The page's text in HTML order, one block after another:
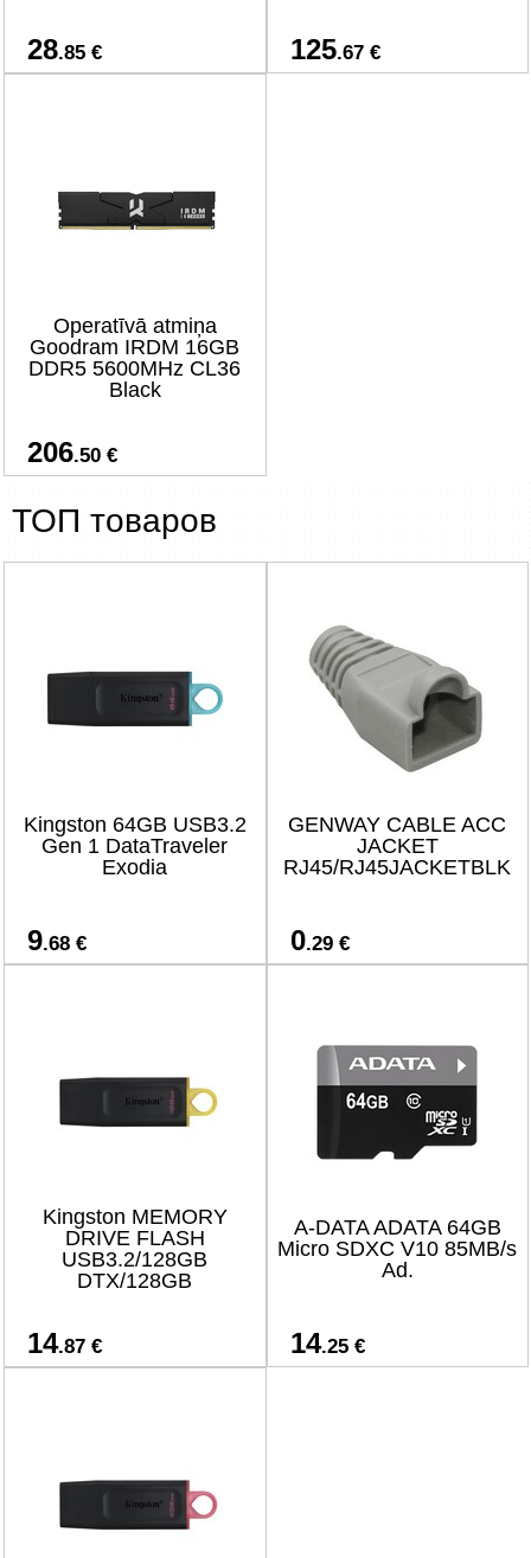
28.85 € 125.67 €
Operatīvā atmiņa
Goodram IRDM 16GB
DDR5 5600MHz CL36
Black
206.50 €
ТОП товаров
Kingston 64GB USB3.2
Gen 1 DataTraveler
Exodia
9.68 €
GENWAY CABLE ACC
JACKET
RJ45/RJ45JACKETBLK
0.29 €
Kingston MEMORY
DRIVE FLASH
USB3.2/128GB
DTX/128GB
14.87 €
A-DATA ADATA 64GB
Micro SDXC V10 85MB/s
Ad.
14.25 €